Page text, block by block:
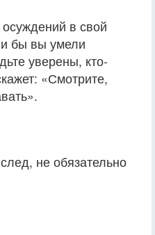
в свой
бы вы умели
уверены, кто-
«Смотрите,
не обязательно